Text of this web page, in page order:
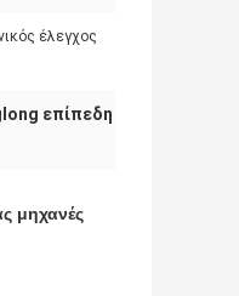
έλεγχος
επίπεδη
μηχανές